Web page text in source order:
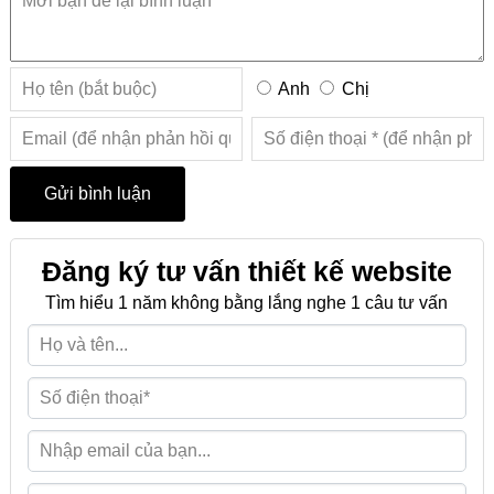
Anh Chị
Đăng ký tư vấn thiết kế website
Tìm hiểu 1 năm không bằng lắng nghe 1 câu tư vấn